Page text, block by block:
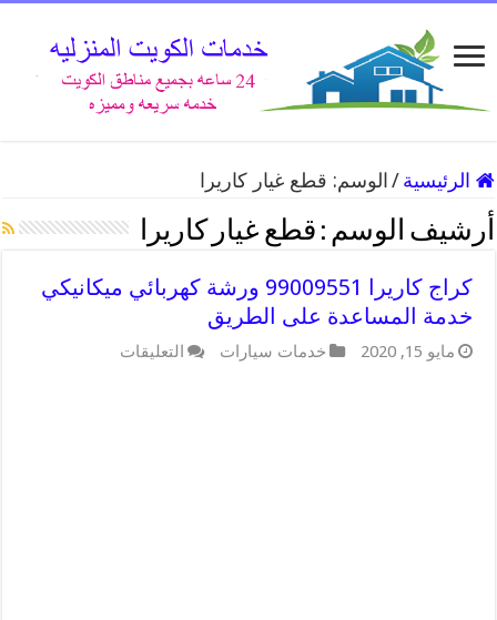
الرئيسية / الوسم: قطع غيار كاريرا
أرشيف الوسم : قطع غيار كاريرا
كراج كاريرا 99009551 ورشة كهربائي ميكانيكي
خدمة المساعدة على الطريق
مايو 15, 2020 خدمات سيارات التعليقات